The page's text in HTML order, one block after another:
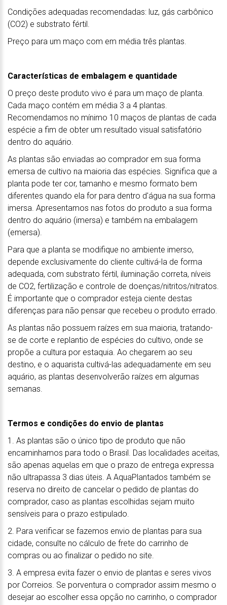
Condições adequadas recomendadas: luz, gás carbônico
(CO2) e substrato fértil.
Preço para um maço com em média três plantas.
Características de embalagem e quantidade
O preço deste produto vivo é para um maço de planta.
Cada maço contém em média 3 a 4 plantas.
Recomendamos no mínimo 10 maços de plantas de cada
espécie a fim de obter um resultado visual satisfatório
dentro do aquário.
As plantas são enviadas ao comprador em sua forma
emersa de cultivo na maioria das espécies. Significa que a
planta pode ter cor, tamanho e mesmo formato bem
diferentes quando ela for para dentro d'água na sua forma
imersa. Apresentamos nas fotos do produto a sua forma
dentro do aquário (imersa) e também na embalagem
(emersa).
Para que a planta se modifique no ambiente imerso,
depende exclusivamente do cliente cultivá-la de forma
adequada, com substrato fértil, iluminação correta, níveis
de CO2, fertilização e controle de doenças/nitritos/nitratos.
É importante que o comprador esteja ciente destas
diferenças para não pensar que recebeu o produto errado.
As plantas não possuem raízes em sua maioria, tratando-
se de corte e replantio de espécies do cultivo, onde se
propõe a cultura por estaquia. Ao chegarem ao seu
destino, e o aquarista cultivá-las adequadamente em seu
aquário, as plantas desenvolverão raízes em algumas
semanas.
Termos e condições do envio de plantas
1. As plantas são o único tipo de produto que não
encaminhamos para todo o Brasil. Das localidades aceitas,
são apenas aquelas em que o prazo de entrega expressa
não ultrapassa 3 dias úteis. A AquaPlantados também se
reserva no direito de cancelar o pedido de plantas do
comprador, caso as plantas escolhidas sejam muito
sensíveis para o prazo estipulado.
2. Para verificar se fazemos envio de plantas para sua
cidade, consulte no cálculo de frete do carrinho de
compras ou ao finalizar o pedido no site.
3. A empresa evita fazer o envio de plantas e seres vivos
por Correios. Se porventura o comprador assim mesmo o
desejar ao escolher essa opção no carrinho, o comprador